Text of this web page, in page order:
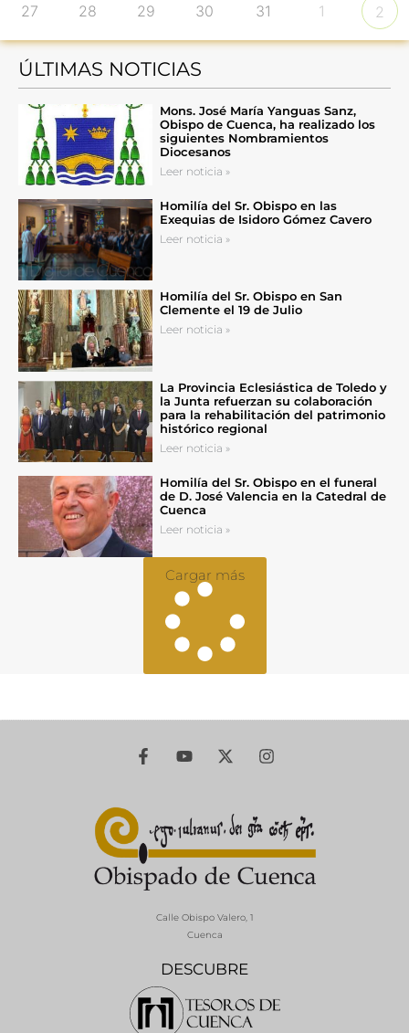
27 28 29 30 31 1 2
ÚLTIMAS NOTICIAS
Mons. José María Yanguas Sanz,
Obispo de Cuenca, ha realizado los
siguientes Nombramientos
Diocesanos
Leer noticia »
Homilía del Sr. Obispo en las
Exequias de Isidoro Gómez Cavero
Leer noticia »
Homilía del Sr. Obispo en San
Clemente el 19 de Julio
Leer noticia »
La Provincia Eclesiástica de Toledo y
la Junta refuerzan su colaboración
para la rehabilitación del patrimonio
histórico regional
Leer noticia »
Homilía del Sr. Obispo en el funeral
de D. José Valencia en la Catedral de
Cuenca
Leer noticia »
Cargar más
DESCUBRE
Calle Obispo Valero, 1
Cuenca